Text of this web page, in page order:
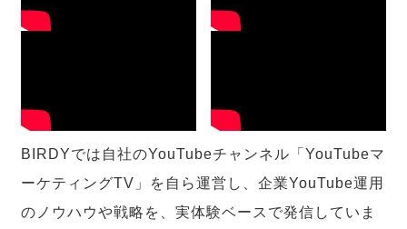
BIRDYでは自社のYouTubeチャンネル「YouTubeマ
ーケティングTV」を自ら運営し、企業YouTube運用
のノウハウや戦略を、実体験ベースで発信していま